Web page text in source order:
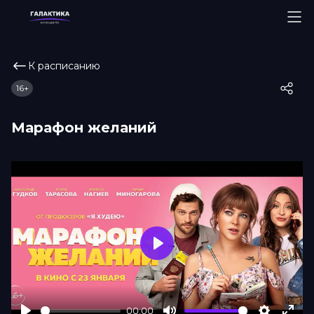
К расписанию
Марафон желаний
16+
00:00
Play